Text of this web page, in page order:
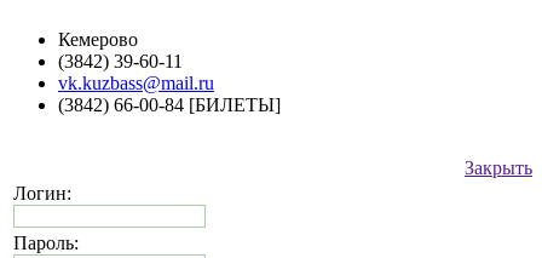
Кемерово
(3842) 39-60-11
vk.kuzbass@mail.ru
(3842) 66-00-84 [БИЛЕТЫ]
Закрыть
Логин:
Пароль: